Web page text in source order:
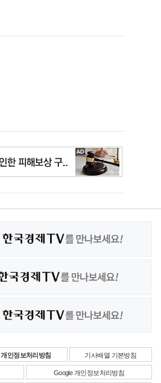
개인정보처리방침 기사배열 기본방침
Google 개인정보처리방침